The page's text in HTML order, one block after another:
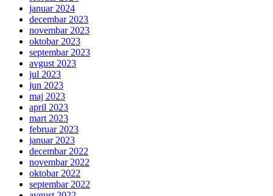
januar 2024
decembar 2023
novembar 2023
oktobar 2023
septembar 2023
avgust 2023
jul 2023
jun 2023
maj 2023
april 2023
mart 2023
februar 2023
januar 2023
decembar 2022
novembar 2022
oktobar 2022
septembar 2022